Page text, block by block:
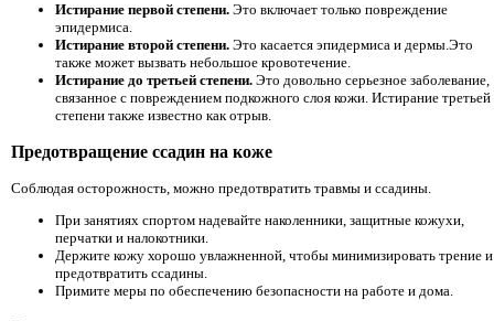
Истирание первой степени. Это включает только повреждение
эпидермиса.
Истирание второй степени. Это касается эпидермиса и дермы.Это
также может вызвать небольшое кровотечение.
Истирание до третьей степени. Это довольно серьезное заболевание,
связанное с повреждением подкожного слоя кожи. Истирание третьей
степени также известно как отрыв.
Предотвращение ссадин на коже
Соблюдая осторожность, можно предотвратить травмы и ссадины.
При занятиях спортом надевайте наколенники, защитные кожухи,
перчатки и налокотники.
Держите кожу хорошо увлажненной, чтобы минимизировать трение и
предотвратить ссадины.
Примите меры по обеспечению безопасности на работе и дома.